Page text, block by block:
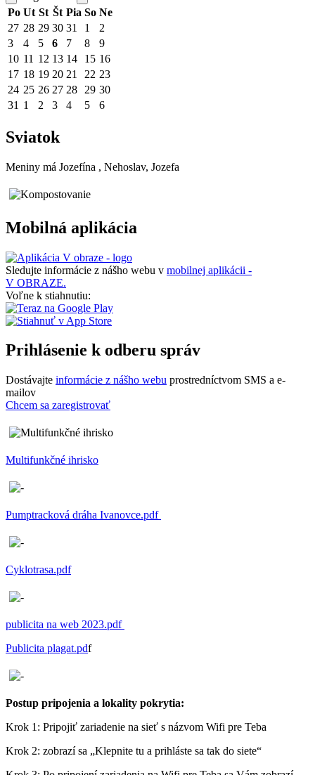
Po Ut St Št Pia So Ne
27 28 29 30 31 1
2
3
4 5 6 7 8
9
10 11 12 13 14 15 16
17 18 19 20 21 22 23
24 25 26 27 28 29 30
31 1 2 3 4 5 6
Sviatok
Meniny má Jozefína , Nehoslav, Jozefa
Mobilná aplikácia
Sledujte informácie z nášho webu v mobilnej aplikácii -
V OBRAZE.
Voľne k stiahnutiu:
Prihlásenie k odberu správ
Dostávajte informácie z nášho webu prostredníctvom SMS a e-
mailov
Chcem sa zaregistrovať
Multifunkčné ihrisko
Pumptracková dráha Ivanovce.pdf
Cyklotrasa.pdf
publicita na web 2023.pdf
Publicita plagat.pdf
Postup pripojenia a lokality pokrytia:
Krok 1: Pripojiť zariadenie na sieť s názvom Wifi pre Teba
Krok 2: zobrazí sa „Klepnite tu a prihláste sa tak do siete“